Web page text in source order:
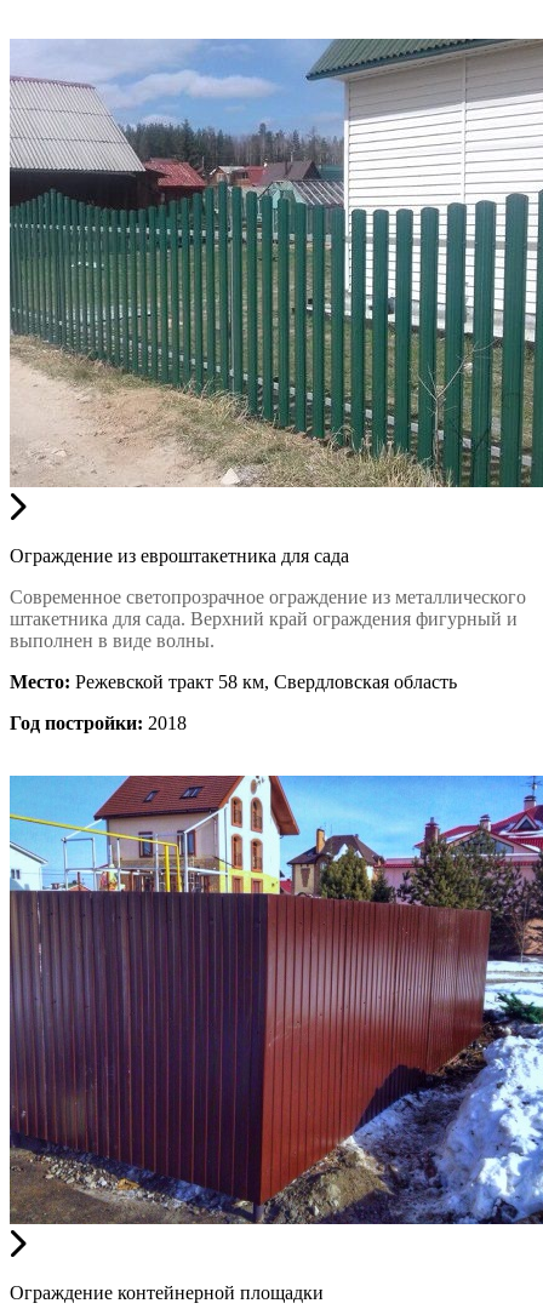
Ограждение из евроштакетника для сада
Современное светопрозрачное ограждение из металлического
штакетника для сада. Верхний край ограждения фигурный и
выполнен в виде волны.
Место: Режевской тракт 58 км, Свердловская область
Год постройки: 2018
Ограждение контейнерной площадки